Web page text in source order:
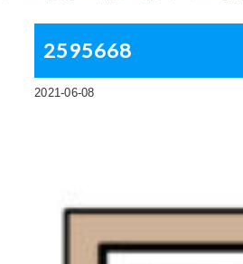
2595668
2021-06-08